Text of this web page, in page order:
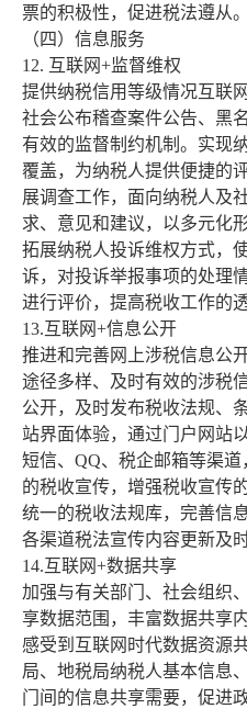
票的积极性，促进税法遵从。
（四）信息服务
12. 互联网+监督维权
提供纳税信用等级情况互联
社会公布稽查案件公告、黑
有效的监督制约机制。实现
覆盖，为纳税人提供便捷的
展调查工作，面向纳税人及
求、意见和建议，以多元化
拓展纳税人投诉维权方式，
诉，对投诉举报事项的处理
进行评价，提高税收工作的透
13.互联网+信息公开
推进和完善网上涉税信息公
途径多样、及时有效的涉税
公开，及时发布税收法规、
站界面体验，通过门户网站
短信、QQ、税企邮箱等渠
的税收宣传，增强税收宣传
统一的税收法规库，完善信
各渠道税法宣传内容更新及
14.互联网+数据共享
加强与有关部门、社会组织
享数据范围，丰富数据共享
感受到互联网时代数据资源
局、地税局纳税人基本信息
门间的信息共享需要，促进